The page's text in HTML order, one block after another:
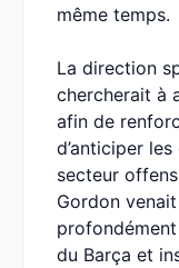
même temps.
La direction
chercherait à
afin de
d’anticiper
secteur
Gordon
du Barça et